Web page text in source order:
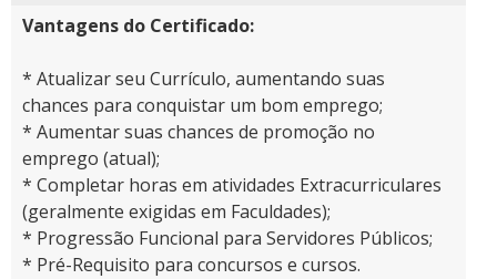
Vantagens do Certificado:
* Atualizar seu Currículo, aumentando suas
chances para conquistar um bom emprego;
* Aumentar suas chances de promoção no
emprego (atual);
* Completar horas em atividades Extracurriculares
(geralmente exigidas em Faculdades);
* Progressão Funcional para Servidores Públicos;
* Pré-Requisito para concursos e cursos.